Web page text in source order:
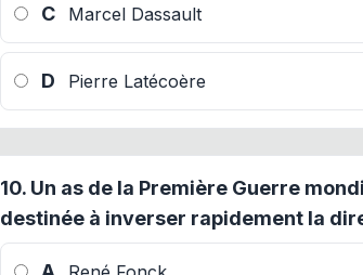
C Marcel Dassault
D Pierre Latécoère
10. Un as de la Première Guerre
destinée à inverser rapidement la